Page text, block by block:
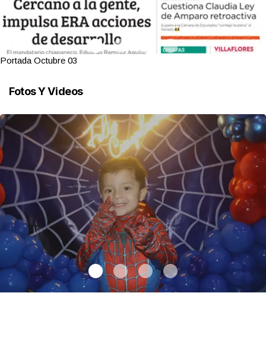
Portada Octubre 03
Fotos Y Videos